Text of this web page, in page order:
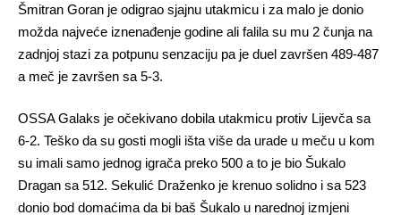
Šmitran Goran je odigrao sjajnu utakmicu i za malo je donio
možda najveće iznenađenje godine ali falila su mu 2 čunja na
zadnjoj stazi za potpunu senzaciju pa je duel završen 489-487
a meč je završen sa 5-3.
OSSA Galaks je očekivano dobila utakmicu protiv Lijevča sa
6-2. Teško da su gosti mogli išta više da urade u meču u kom
su imali samo jednog igrača preko 500 a to je bio Šukalo
Dragan sa 512. Sekulić Draženko je krenuo solidno i sa 523
donio bod domaćima da bi baš Šukalo u narednoj izmjeni